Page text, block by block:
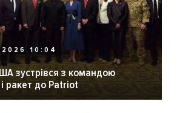
10:04
зустрівся з командою
ракет до Patriot